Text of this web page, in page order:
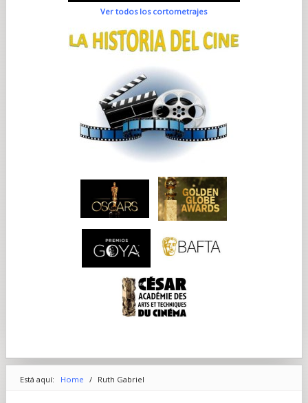
Ver todos los cortometrajes
Está aquí: Home / Ruth Gabriel